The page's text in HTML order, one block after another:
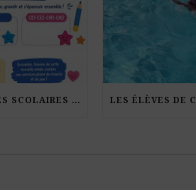
LES FOURNITURES SCOLAIRES POUR LA RENTRÉE 2026-27